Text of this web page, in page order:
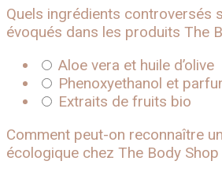
Quels ingrédients controversés
évoqués dans les produits The
Aloe vera et huile d’olive
Phenoxyethanol et
Extraits de fruits bio
Comment peut-on reconnaître
écologique chez The Body Shop